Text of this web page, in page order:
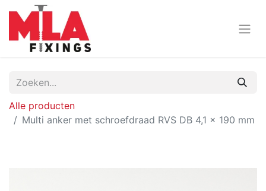
Alle producten
Multi anker met schroefdraad RVS DB 4,1 x 190 mm